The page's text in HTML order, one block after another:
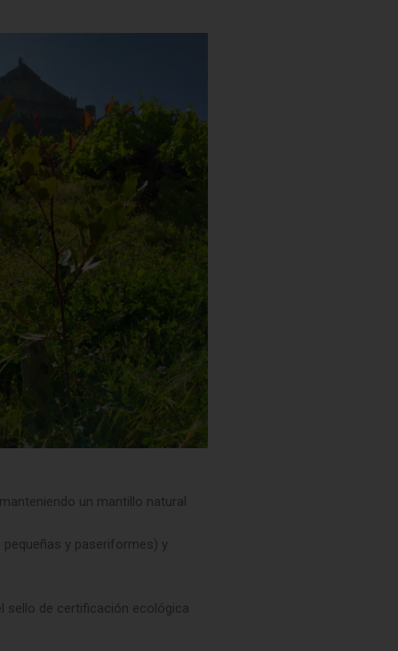
un mantillo natural
y paseriformes) y
sello de certificación ecológica